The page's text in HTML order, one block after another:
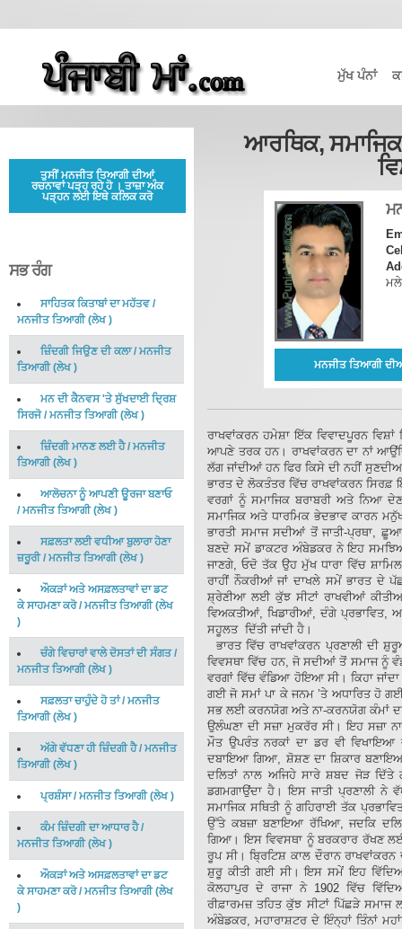
ਮੁੱਖ ਪੰਨਾਂ
ਤੁਸੀਂ ਮਨਜੀਤ ਤਿਆਗੀ ਦੀਆਂ
ਰਚਨਾਵਾਂ ਪੜ੍ਹ ਰਹੇ ਹੋ । ਤਾਜ਼ਾ ਅੰਕ
ਪੜ੍ਹਨ ਲਈ ਇਥੇ ਕਲਿਕ ਕਰੋ
ਸਭ ਰੰਗ
ਸਾਹਿਤਕ ਕਿਤਾਬਾਂ ਦਾ ਮਹੱਤਵ/
ਮਨਜੀਤ ਤਿਆਗੀ(ਲੇਖ)
ਜ਼ਿੰਦਗੀ ਜਿਉਣ ਦੀ ਕਲਾ/ ਮਨਜੀਤ
ਤਿਆਗੀ(ਲੇਖ)
ਮਨ ਦੀ ਕੈਨਵਸ 'ਤੇ ਸੁੱਖਦਾਈ ਦ੍ਰਿਸ਼
ਸਿਰਜੋ/ਮਨਜੀਤ ਤਿਆਗੀ(ਲੇਖ)
ਜ਼ਿੰਦਗੀ ਮਾਨਣ ਲਈ ਹੈ/ ਮਨਜੀਤ
ਤਿਆਗੀ(ਲੇਖ)
ਆਲੋਚਨਾ ਨੂੰ ਆਪਣੀ ਊਰਜਾ ਬਣਾਓ
/ਮਨਜੀਤ ਤਿਆਗੀ(ਲੇਖ)
ਸਫ਼ਲਤਾ ਲਈ ਵਧੀਆ ਬੁਲਾਰਾ ਹੋਣਾ
ਜ਼ਰੂਰੀ/ ਮਨਜੀਤ ਤਿਆਗੀ(ਲੇਖ)
ਔਕੜਾਂ ਅਤੇ ਅਸਫ਼ਲਤਾਵਾਂ ਦਾ ਡਟ
ਕੇ ਸਾਹਮਣਾ ਕਰੋ/ਮਨਜੀਤ ਤਿਆਗੀ(ਲੇਖ
)
ਚੰਗੇ ਵਿਚਾਰਾਂ ਵਾਲੇ ਦੋਸਤਾਂ ਦੀ ਸੰਗਤ/
ਮਨਜੀਤ ਤਿਆਗੀ(ਲੇਖ)
ਸਫ਼ਲਤਾ ਚਾਹੁੰਦੇ ਹੋ ਤਾਂ/ਮਨਜੀਤ
ਤਿਆਗੀ(ਲੇਖ)
ਅੱਗੇ ਵੱਧਣਾ ਹੀ ਜ਼ਿੰਦਗੀ ਹੈ/ ਮਨਜੀਤ
ਤਿਆਗੀ(ਲੇਖ)
ਪ੍ਰਸ਼ੰਸਾ/ਮਨਜੀਤ ਤਿਆਗੀ(ਲੇਖ)
ਕੰਮ ਜ਼ਿੰਦਗੀ ਦਾ ਆਧਾਰ ਹੈ/
ਮਨਜੀਤ ਤਿਆਗੀ(ਲੇਖ)
ਔਕੜਾਂ ਅਤੇ ਅਸਫ਼ਲਤਾਵਾਂ ਦਾ ਡਟ
ਕੇ ਸਾਹਮਣਾ ਕਰੋ/ਮਨਜੀਤ ਤਿਆਗੀ(ਲੇਖ
)
ਆਰਥਿਕ,
ਮਨਜੀਤ ਤਿਆਗੀ
ਰਾਖਵਾਂਕਰਨ ਹਮੇਸ਼ਾ ਇੱਕ ਵਿਵਾਦਪੂਰਨ
ਆਪਣੇ ਤਰਕ ਹਨ। ਰਾਖਵਾਂਕਰਨ ਦਾ ਨਾਂ
ਲੱਗ ਜਾਂਦੀਆਂ ਹਨ ਫਿਰ ਕਿਸੇ ਦੀ ਨਹੀਂ
ਭਾਰਤ ਦੇ ਲੋਕਤੰਤਰ ਵਿੱਚ ਰਾਖਵਾਂਕਰਨ ਸਿਰਫ਼
ਵਰਗਾਂ ਨੂੰ ਸਮਾਜਿਕ ਬਰਾਬਰੀ ਅਤੇ ਨਿਆ
ਸਮਾਜਿਕ ਅਤੇ ਧਾਰਮਿਕ ਭੇਦਭਾਵ ਕਾਰਨ
ਭਾਰਤੀ ਸਮਾਜ ਸਦੀਆਂ ਤੋਂ ਜਾਤੀ-ਪ੍ਰਥਾ,
ਬਣਦੇ ਸਮੇਂ ਡਾਕਟਰ ਅੰਬੇਡਕਰ ਨੇ ਇਹ ਸਮਝਿਆ
ਜਾਣਗੇ, ਓਦੋ ਤੱਕ ਉਹ ਮੁੱਖ ਧਾਰਾ ਵਿੱਚ
ਰਾਹੀਂ ਨੌਕਰੀਆਂ ਜਾਂ ਦਾਖਲੇ ਸਮੇਂ ਭਾਰਤ ਦੇ
ਸ਼੍ਰੇਣੀਆ ਲਈ ਕੁੱਝ ਸੀਟਾਂ ਰਾਖਵੀਆਂ
ਵਿਅਕਤੀਆਂ, ਖਿਡਾਰੀਆਂ, ਦੰਗੇ ਪ੍ਰਭਾਵਿਤ,
ਸਹੂਲਤ ਦਿੱਤੀ ਜਾਂਦੀ ਹੈ।
ਭਾਰਤ ਵਿੱਚ ਰਾਖਵਾਂਕਰਨ ਪ੍ਰਣਾਲੀ ਦੀ
ਵਿਵਸਥਾ ਵਿੱਚ ਹਨ, ਜੋ ਸਦੀਆਂ ਤੋਂ ਸਮਾਜ ਨੂੰ
ਵਰਗਾਂ ਵਿੱਚ ਵੰਡਿਆ ਹੋਇਆ ਸੀ। ਕਿਹਾ
ਗਈ ਜੋ ਸਮਾਂ ਪਾ ਕੇ ਜਨਮ ’ਤੇ ਅਧਾਰਿਤ ਹੋ
ਸਭ ਲਈ ਕਰਨਯੋਗ ਅਤੇ ਨਾ-ਕਰਨਯੋਗ ਕੰਮਾਂ ਦਾ
ਉਲੰਘਣਾ ਦੀ ਸਜ਼ਾ ਮੁਕਰੱਰ ਸੀ। ਇਹ ਸਜ਼ਾ
ਮੌਤ ਉਪਰੰਤ ਨਰਕਾਂ ਦਾ ਡਰ ਵੀ ਵਿਖਾਇਆ
ਦਬਾਇਆ ਗਿਆ, ਸ਼ੋਸ਼ਣ ਦਾ ਸ਼ਿਕਾਰ
ਦਲਿਤਾਂ ਨਾਲ ਅਜਿਹੇ ਸਾਰੇ ਸ਼ਬਦ ਜੋੜ
ਡਗਮਗਾਉਂਦਾ ਹੈ। ਇਸ ਜਾਤੀ ਪ੍ਰਣਾਲੀ ਨੇ
ਸਮਾਜਿਕ ਸਥਿਤੀ ਨੂੰ ਗਹਿਰਾਈ ਤੱਕ
ਉੱਤੇ ਕਬਜ਼ਾ ਬਣਾਇਆ ਰੱਖਿਆ, ਜਦਕਿ
ਗਿਆ। ਇਸ ਵਿਵਸਥਾ ਨੂੰ ਬਰਕਰਾਰ ਰੱਖਣ
ਰੂਪ ਸੀ। ਬ੍ਰਿਟਿਸ਼ ਕਾਲ ਦੌਰਾਨ
ਸ਼ੁਰੂ ਕੀਤੀ ਗਈ ਸੀ। ਇਸ ਸਮੇਂ ਇਹ
ਕੋਲਹਾਪੁਰ ਦੇ ਰਾਜਾ ਨੇ 1902 ਵਿੱਚ
ਰੀਫ਼ਾਰਮਜ਼ ਤਹਿਤ ਕੁੱਝ ਸੀਟਾਂ ਪਿੱਛੜੇ
ਅੰਬੇਡਕਰ, ਮਹਾਰਾਸ਼ਟਰ ਦੇ ਇੰਨ੍ਹਾਂ ਤਿੰਨਾਂ